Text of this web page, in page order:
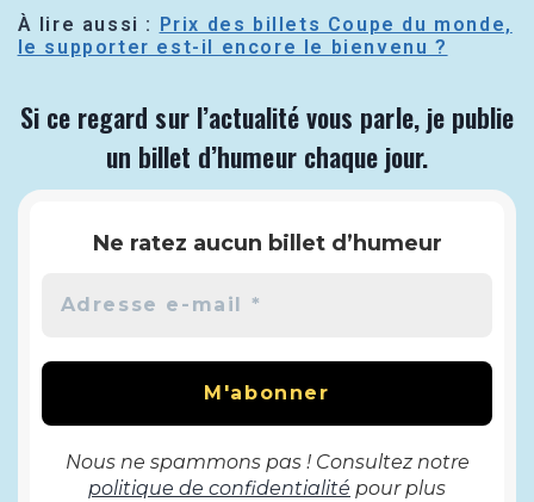
À lire aussi : Prix des billets Coupe du monde,
le supporter est-il encore le bienvenu ?
Si ce regard sur l’actualité vous parle, je publie
un billet d’humeur chaque jour.
Ne ratez aucun billet d’humeur
Nous ne spammons pas ! Consultez notre
politique de confidentialité pour plus